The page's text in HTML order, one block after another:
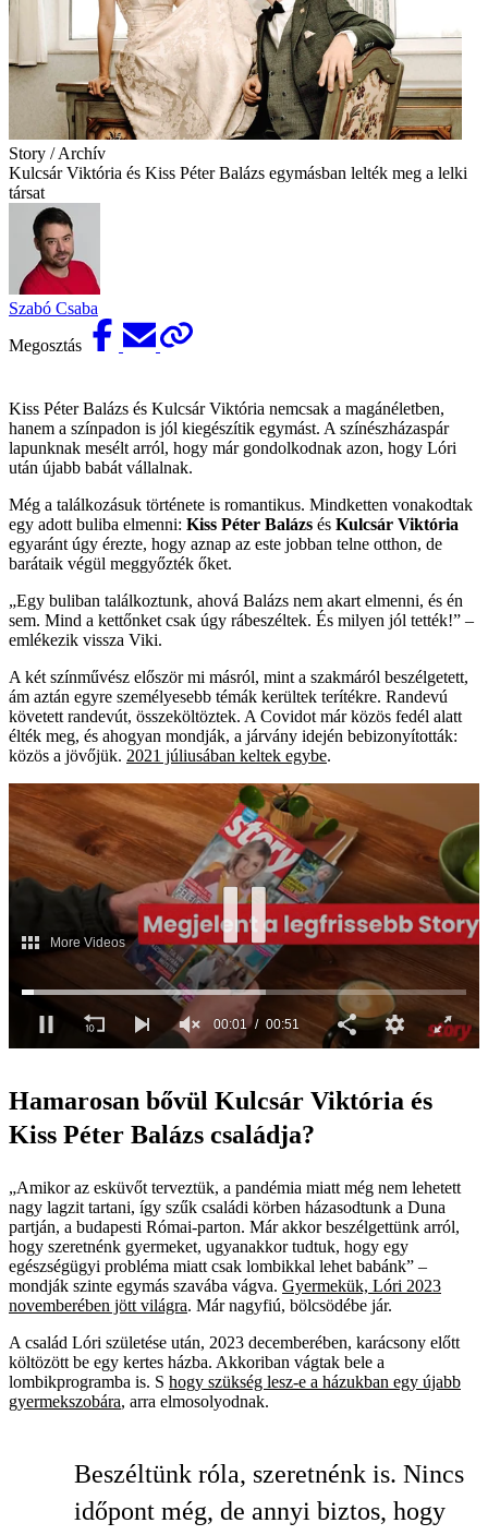
Story / Archív
Kulcsár Viktória és Kiss Péter Balázs egymásban lelték meg a lelki
társat
Szabó Csaba
Megosztás
Kiss Péter Balázs és Kulcsár Viktória nemcsak a magánéletben,
hanem a színpadon is jól kiegészítik egymást. A színészházaspár
lapunknak mesélt arról, hogy már gondolkodnak azon, hogy Lóri
után újabb babát vállalnak.
Még a találkozásuk története is romantikus. Mindketten vonakodtak
egy adott buliba elmenni: Kiss Péter Balázs és Kulcsár Viktória
egyaránt úgy érezte, hogy aznap az este jobban telne otthon, de
barátaik végül meggyőzték őket.
„Egy buliban találkoztunk, ahová Balázs nem akart elmenni, és én
sem. Mind a kettőnket csak úgy rábeszéltek. És milyen jól tették!” –
emlékezik vissza Viki.
A két színművész először mi másról, mint a szakmáról beszélgetett,
ám aztán egyre személyesebb témák kerültek terítékre. Randevú
követett randevút, összeköltöztek. A Covidot már közös fedél alatt
élték meg, és ahogyan mondják, a járvány idején bebizonyították:
közös a jövőjük. 2021 júliusában keltek egybe.
Hamarosan bővül Kulcsár Viktória és
Kiss Péter Balázs családja?
„Amikor az esküvőt terveztük, a pandémia miatt még nem lehetett
nagy lagzit tartani, így szűk családi körben házasodtunk a Duna
partján, a budapesti Római-parton. Már akkor beszélgettünk arról,
hogy szeretnénk gyermeket, ugyanakkor tudtuk, hogy egy
egészségügyi probléma miatt csak lombikkal lehet babánk” –
mondják szinte egymás szavába vágva. Gyermekük, Lóri 2023
novemberében jött világra. Már nagyfiú, bölcsödébe jár.
A család Lóri születése után, 2023 decemberében, karácsony előtt
költözött be egy kertes házba. Akkoriban vágtak bele a
lombikprogramba is. S hogy szükség lesz-e a házukban egy újabb
gyermekszobára, arra elmosolyodnak.
Beszéltünk róla, szeretnénk is. Nincs
időpont még, de annyi biztos, hogy